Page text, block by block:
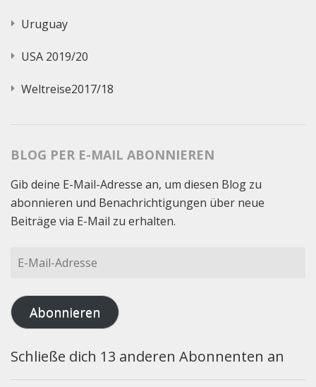
Uruguay
USA 2019/20
Weltreise2017/18
BLOG PER E-MAIL ABONNIEREN
Gib deine E-Mail-Adresse an, um diesen Blog zu
abonnieren und Benachrichtigungen über neue
Beiträge via E-Mail zu erhalten.
E-
Adresse
Abonnieren
Schließe dich 13 anderen Abonnenten an